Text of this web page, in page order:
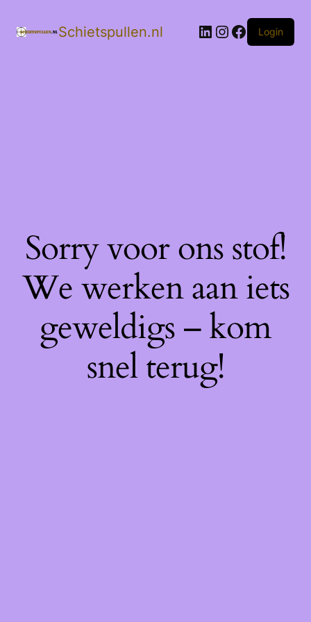
Schietspullen.nl LinkedIn
Instagram
Facebook
Login
Sorry voor ons stof!
We werken aan iets
geweldigs – kom
snel terug!